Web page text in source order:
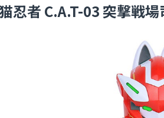
忍者 C.A.T-03 突撃戦